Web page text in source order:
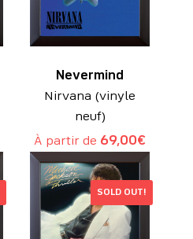
Nevermind
Nirvana (vinyle
neuf)
À partir de 69,00€
SOLD OUT!